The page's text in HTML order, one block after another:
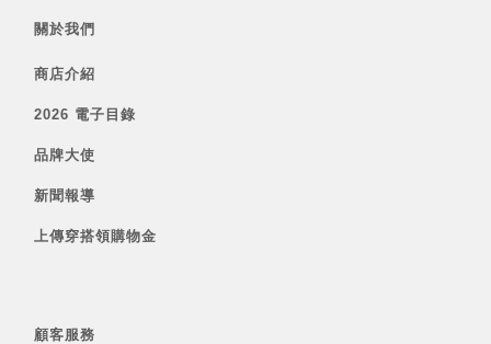
關於我們
商店介紹
2026 電子目錄
品牌大使
新聞報導
上傳穿搭領購物金
顧客服務